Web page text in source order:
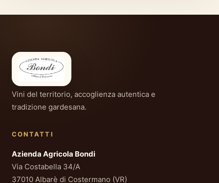
Vini del territorio, accoglienza autentica e
tradizione gardesana.
CONTATTI
Azienda Agricola Bondi
Via Costabella 34/A
37010 Albarè di Costermano (VR)